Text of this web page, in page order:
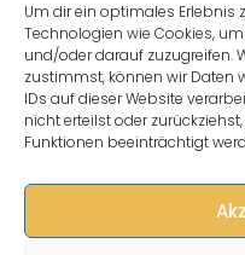
Um dir ein optimales Erlebnis
Technologien wie Cookies,
und/oder darauf zuzugreifen.
zustimmst, können wir Daten
IDs auf dieser Website
nicht erteilst oder
Funktionen beeinträchtigt